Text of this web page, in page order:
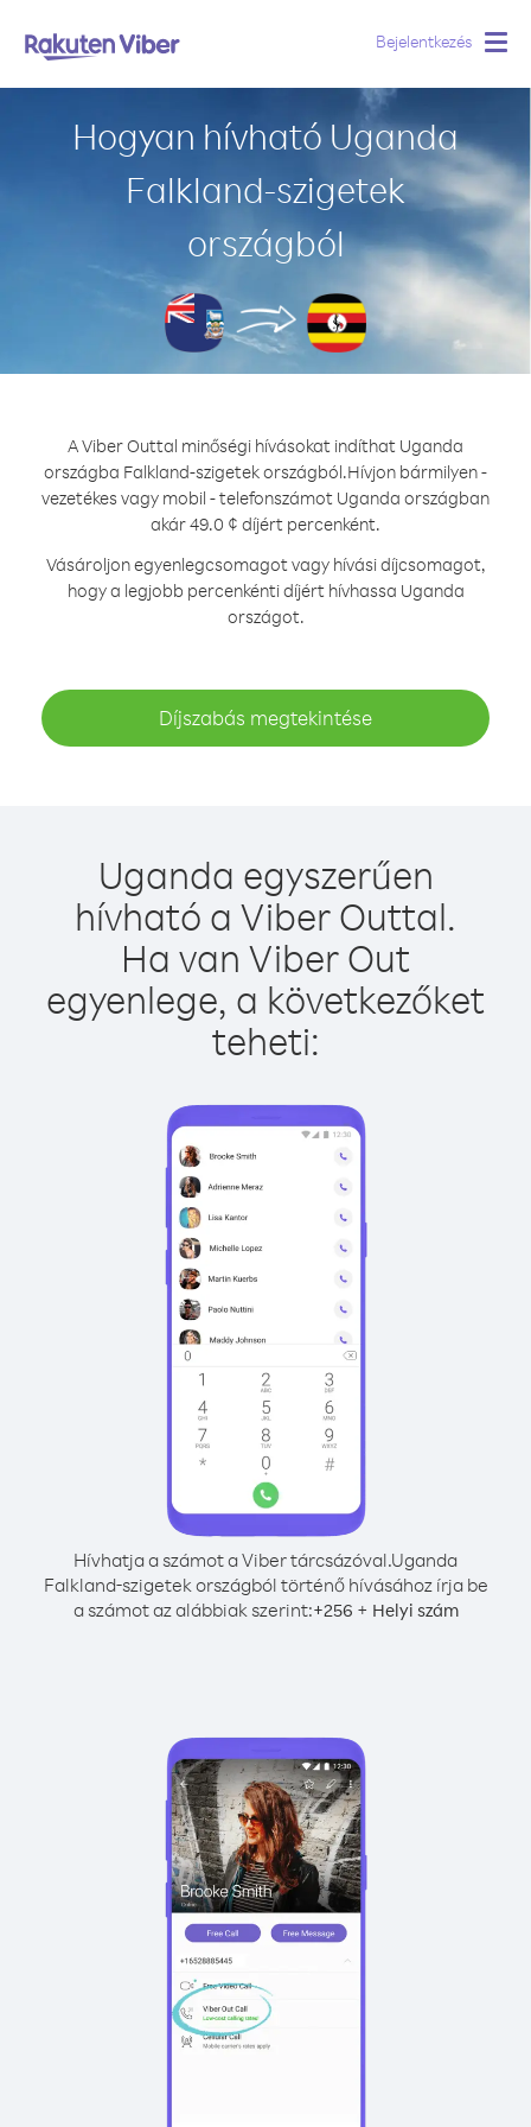
Bejelentkezés
Hogyan hívható Uganda
Falkland-szigetek
országból
A Viber Outtal minőségi hívásokat indíthat Uganda
országba Falkland-szigetek országból.Hívjon bármilyen -
vezetékes vagy mobil - telefonszámot Uganda országban
akár 49.0 ¢ díjért percenként.
Vásároljon egyenlegcsomagot vagy hívási díjcsomagot,
hogy a legjobb percenkénti díjért hívhassa Uganda
országot.
Díjszabás megtekintése
Uganda egyszerűen
hívható a Viber Outtal.
Ha van Viber Out
egyenlege, a következőket
teheti:
Hívhatja a számot a Viber tárcsázóval.Uganda
Falkland-szigetek országból történő hívásához írja be
a számot az alábbiak szerint:+256 + Helyi szám